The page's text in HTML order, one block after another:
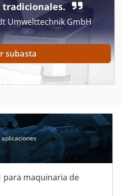
tradicionales.
Umwelttechnik GmbH
subasta
para maquinaria de